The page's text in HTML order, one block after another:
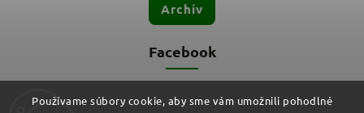
Používame súbory cookie, aby sme vám umožnili pohodlné
Archív
Facebook